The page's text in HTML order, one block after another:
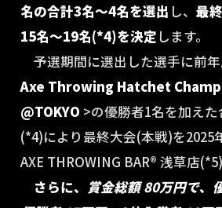
名の合計3名〜4名を選出 し、 最
15名〜19名(*4)を決定 します。
予選期間に選出した選手に前
Axe Throwing Hatchet
@TOKYO >の優勝者1名を加え
(*4)により最終大会(本戦)を2025
AXE THROWING BAR®︎ 浅草店
さらに、 賞金総額 80万円で、